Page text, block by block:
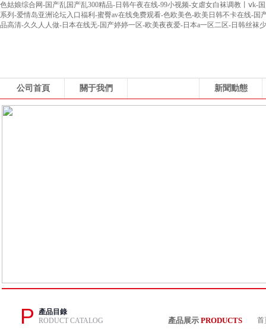
色姑娘综合网-国产乱国产乱300精品-日韩午夜在线-99小视频-女虐女白袜调教丨ⅴk-
系列-爱情岛亚洲论坛入口福利-蜜臀av在线免费观看-色欧美色-欧美日韩不卡在线-
品高清-久久人人做-日本在线无-国产婷婷一区-欧美夜夜爱-日本a一区二区-日韩丝袜
公司首頁 關于我們 新聞動態
P
產品目錄
RODUCT CATALOG
產品展示 PRODUCTS 首